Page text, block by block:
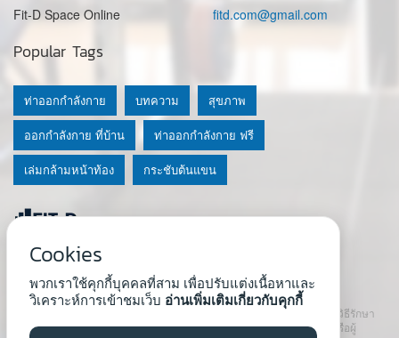
Fit-D Space Online
fitd.com@gmail.com
© 2020 Fit-D.com & Fit-D Finess
About Us | นโยบายความเป็นส่วนตัว|เงื่อนไขการใช้เว็บ
เนื้อหาที่ใช้ในเว็บนี้ ไม่สามารถใช้แทนคำปรึกษา คำแนะนำ วินิจฉัย หรือวิธีรักษา
โรคที่แนะนำจากผู้เชี่ยวชาญหรือแพทย์ได้ เราสนับสนุนให้ปรึกษาแพทย์หรือผู้
Popular Tags
ท่าออกกำลังกาย บทความ สุขภาพ
ออกกำลังกาย ที่บ้าน ท่าออกกำลังกาย ฟรี
เล่มกล้ามหน้าท้อง กระชับต้นแขน
Cookies
พวกเราใช้คุกกี้บุคคลที่สาม เพื่อปรับแต่งเนื้อหาและ
วิเคราะห์การเข้าชมเว็บ อ่านเพิ่มเติมเกี่ยวกับคุกกี้